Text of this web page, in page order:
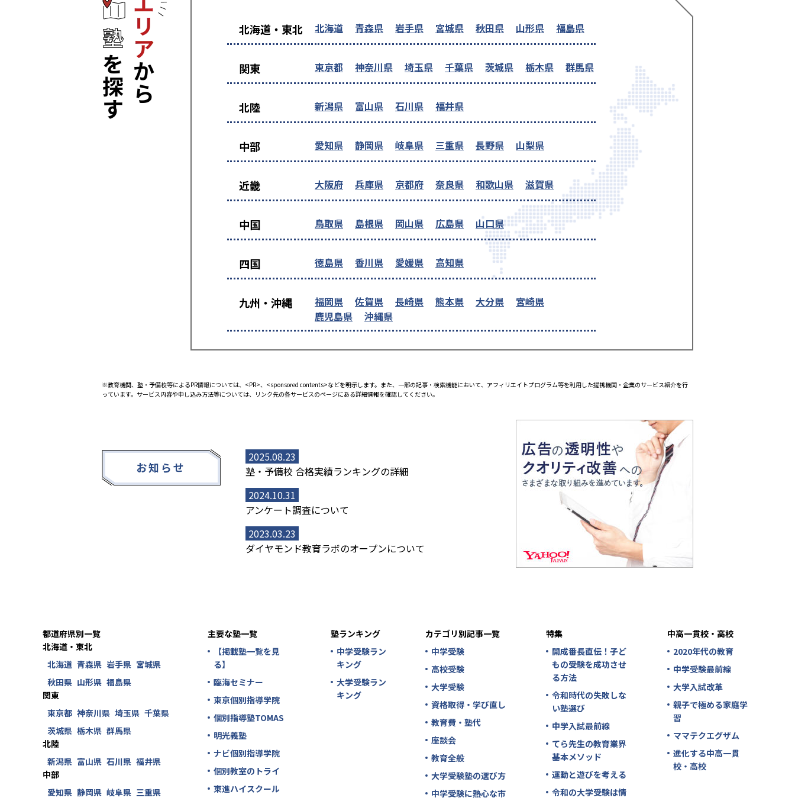
北海道・東北 北海道 青森県 岩手県 宮城県 秋田県 山形県 福島県
関東 東京都 神奈川県 埼玉県 千葉県 茨城県 栃木県 群馬県
北陸 新潟県 富山県 石川県 福井県
中部 愛知県 静岡県 岐阜県 三重県 長野県 山梨県
近畿 大阪府 兵庫県 京都府 奈良県 和歌山県 滋賀県
中国 鳥取県 島根県 岡山県 広島県 山口県
四国 徳島県 香川県 愛媛県 高知県
九州・沖縄 福岡県 佐賀県 長崎県 熊本県 大分県
宮崎県
鹿児島県
沖縄県
※教育機関、塾・予備校等によるPR情報については、<PR>、<sponsored contents>などを明示します。また、一部の記事・検索機能において、アフィリエイトプログラム等を利用した提携機関・企業のサービス紹介を行
っています。サービス内容や申し込み方法等については、リンク先の各サービスのページにある詳細情報を確認してください。
お知らせ
2025.08.23
塾・予備校 合格実績ランキングの詳細
2024.10.31
アンケート調査について
2023.03.23
ダイヤモンド教育ラボのオープンについて
都道府県別一覧
北海道・東北
北海道 青森県 岩手県 宮城県
秋田県 山形県 福島県
関東
東京都 神奈川県 埼玉県 千葉県
茨城県 栃木県 群馬県
北陸
新潟県 富山県 石川県 福井県
中部
愛知県 静岡県 岐阜県 三重県
主要な塾一覧
【掲載塾一覧を見
る】
臨海セミナー
東京個別指導学院
個別指導塾TOMAS
明光義塾
ナビ個別指導学院
個別教室のトライ
東進ハイスクール
塾ランキング
中学受験ラン
キング
大学受験ラン
キング
カテゴリ別記事一覧
中学受験
高校受験
大学受験
資格取得・学び直し
教育費・塾代
座談会
教育全般
大学受験塾の選び方
中学受験に熱心な市
特集
開成番長直伝！子ど
もの受験を成功させ
る方法
令和時代の失敗しな
い塾選び
中学入試最前線
てら先生の教育業界
基本メソッド
運動と遊びを考える
令和の大学受験は情
中高一貫校・高校
2020年代の教育
中学受験最前線
大学入試改革
親子で極める家庭学
習
ママテクエグザム
進化する中高一貫
校・高校